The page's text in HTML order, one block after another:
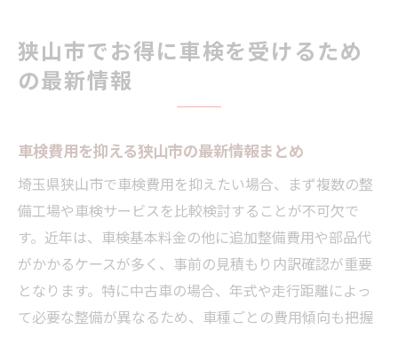
狭山市でお得に車検を受けるため
の最新情報
車検費用を抑える狭山市の最新情報まとめ
埼玉県狭山市で車検費用を抑えたい場合、まず複数の整
備工場や車検サービスを比較検討することが不可欠で
す。近年は、車検基本料金の他に追加整備費用や部品代
がかかるケースが多く、事前の見積もり内訳確認が重要
となります。特に中古車の場合、年式や走行距離によっ
て必要な整備が異なるため、車種ごとの費用傾向も把握